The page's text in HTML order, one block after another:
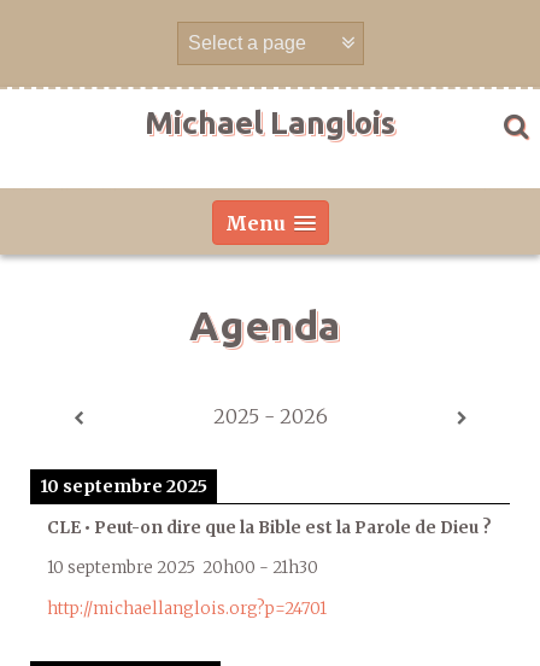
Michael Langlois
Menu
Agenda
2025 - 2026
10 septembre 2025
CLE • Peut-on dire que la Bible est la Parole de Dieu ?
10 septembre 2025 20h00 - 21h30
http://michaellanglois.org?p=24701